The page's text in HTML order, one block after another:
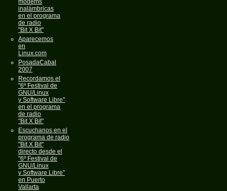
modems
inalámbricas
en el programa
de radio
"Bit X Bit"
Aparecemos
en
Linux.com
PosadaCabal
2007
Recordamos el
"6º Festival de
GNU/Linux
y Software Libre"
en el programa
de radio
"Bit X Bit"
Escuchanos en el
programa de radio
"Bit X Bit"
directo desde el
"6º Festival de
GNU/Linux
y Software Libre"
en Puerto
Vallarta